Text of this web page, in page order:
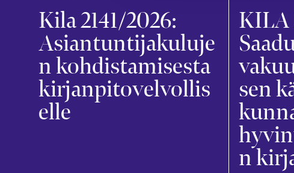
Kila 2141/2026:
Asiantuntijakuluje
n kohdistamisesta
kirjanpitovelvollis
elle
KILA
sen
n